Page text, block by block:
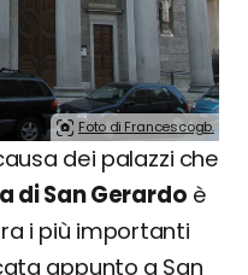
Foto di Francescogb.
dei palazzi che
di San Gerardo è
i più importanti
appunto a San